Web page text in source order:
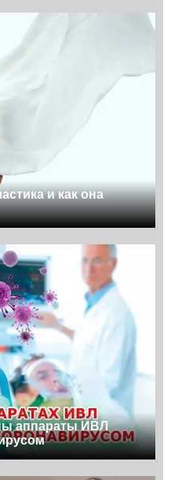
и как она
аппараты ИВЛ